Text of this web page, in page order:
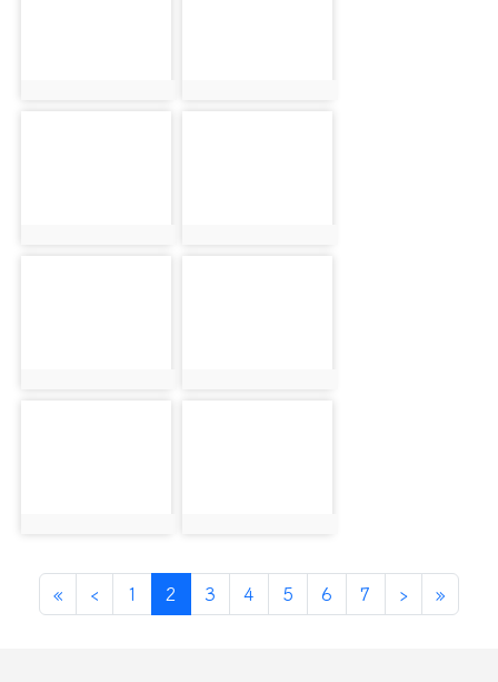
«第一頁
‹ 上一頁
1 2 (目前頁次)
3 4 5 6 7 ›下一頁
»最後頁